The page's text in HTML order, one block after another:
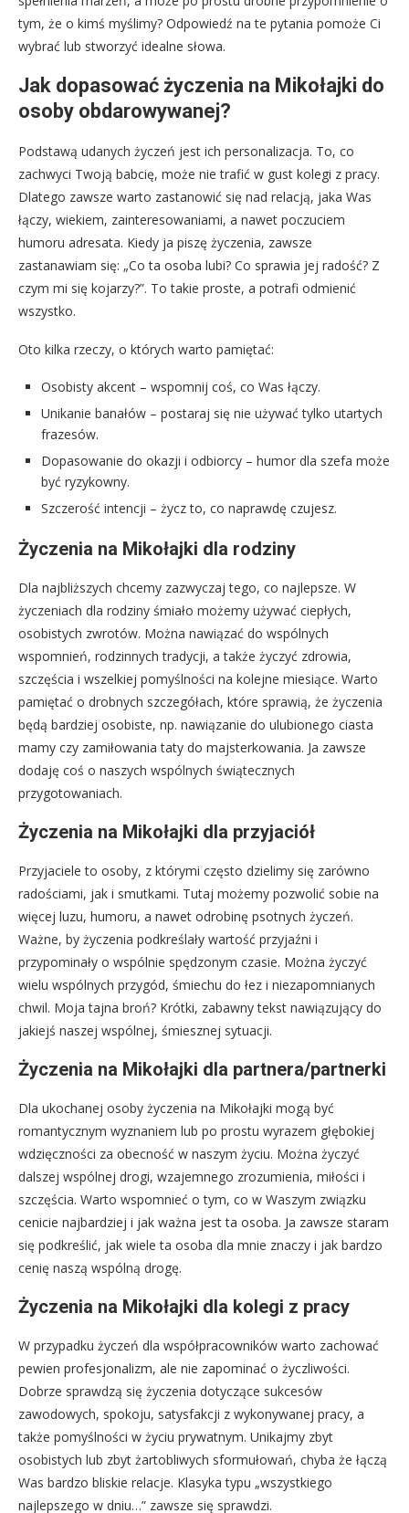
tym, że o kimś myślimy? Odpowiedź na te pytania pomoże Ci
wybrać lub stworzyć idealne słowa.
Jak dopasować życzenia na Mikołajki do
osoby obdarowywanej?
Podstawą udanych życzeń jest ich personalizacja. To, co
zachwyci Twoją babcię, może nie trafić w gust kolegi z pracy.
Dlatego zawsze warto zastanowić się nad relacją, jaka Was
łączy, wiekiem, zainteresowaniami, a nawet poczuciem
humoru adresata. Kiedy ja piszę życzenia, zawsze
zastanawiam się: „Co ta osoba lubi? Co sprawia jej radość? Z
czym mi się kojarzy?”. To takie proste, a potrafi odmienić
wszystko.
Oto kilka rzeczy, o których warto pamiętać:
Osobisty akcent – wspomnij coś, co Was łączy.
Unikanie banałów – postaraj się nie używać tylko utartych
frazesów.
Dopasowanie do okazji i odbiorcy – humor dla szefa może
być ryzykowny.
Szczerość intencji – życz to, co naprawdę czujesz.
Życzenia na Mikołajki dla rodziny
Dla najbliższych chcemy zazwyczaj tego, co najlepsze. W
życzeniach dla rodziny śmiało możemy używać ciepłych,
osobistych zwrotów. Można nawiązać do wspólnych
wspomnień, rodzinnych tradycji, a także życzyć zdrowia,
szczęścia i wszelkiej pomyślności na kolejne miesiące. Warto
pamiętać o drobnych szczegółach, które sprawią, że życzenia
będą bardziej osobiste, np. nawiązanie do ulubionego ciasta
mamy czy zamiłowania taty do majsterkowania. Ja zawsze
dodaję coś o naszych wspólnych świątecznych
przygotowaniach.
Życzenia na Mikołajki dla przyjaciół
Przyjaciele to osoby, z którymi często dzielimy się zarówno
radościami, jak i smutkami. Tutaj możemy pozwolić sobie na
więcej luzu, humoru, a nawet odrobinę psotnych życzeń.
Ważne, by życzenia podkreślały wartość przyjaźni i
przypominały o wspólnie spędzonym czasie. Można życzyć
wielu wspólnych przygód, śmiechu do łez i niezapomnianych
chwil. Moja tajna broń? Krótki, zabawny tekst nawiązujący do
jakiejś naszej wspólnej, śmiesznej sytuacji.
Życzenia na Mikołajki dla partnera/partnerki
Dla ukochanej osoby życzenia na Mikołajki mogą być
romantycznym wyznaniem lub po prostu wyrazem głębokiej
wdzięczności za obecność w naszym życiu. Można życzyć
dalszej wspólnej drogi, wzajemnego zrozumienia, miłości i
szczęścia. Warto wspomnieć o tym, co w Waszym związku
cenicie najbardziej i jak ważna jest ta osoba. Ja zawsze staram
się podkreślić, jak wiele ta osoba dla mnie znaczy i jak bardzo
cenię naszą wspólną drogę.
Życzenia na Mikołajki dla kolegi z pracy
W przypadku życzeń dla współpracowników warto zachować
pewien profesjonalizm, ale nie zapominać o życzliwości.
Dobrze sprawdzą się życzenia dotyczące sukcesów
zawodowych, spokoju, satysfakcji z wykonywanej pracy, a
także pomyślności w życiu prywatnym. Unikajmy zbyt
osobistych lub zbyt żartobliwych sformułowań, chyba że łączą
Was bardzo bliskie relacje. Klasyka typu „wszystkiego
najlepszego w dniu…” zawsze się sprawdzi.